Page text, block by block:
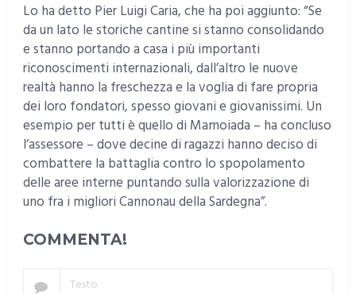
Lo ha detto Pier Luigi Caria, che ha poi aggiunto: “Se
da un lato le storiche cantine si stanno consolidando
e stanno portando a casa i più importanti
riconoscimenti internazionali, dall’altro le nuove
realtà hanno la freschezza e la voglia di fare propria
dei loro fondatori, spesso giovani e giovanissimi. Un
esempio per tutti è quello di Mamoiada – ha concluso
l’assessore – dove decine di ragazzi hanno deciso di
combattere la battaglia contro lo spopolamento
delle aree interne puntando sulla valorizzazione di
uno fra i migliori Cannonau della Sardegna”.
COMMENTA!